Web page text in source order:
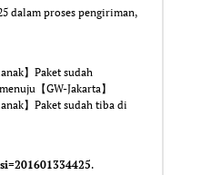
dalam proses pengiriman,
】Paket sudah
【GW-Jakarta】
】Paket sudah tiba di
.